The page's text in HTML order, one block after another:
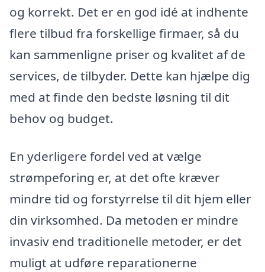
og korrekt. Det er en god idé at indhente
flere tilbud fra forskellige firmaer, så du
kan sammenligne priser og kvalitet af de
services, de tilbyder. Dette kan hjælpe dig
med at finde den bedste løsning til dit
behov og budget.
En yderligere fordel ved at vælge
strømpeforing er, at det ofte kræver
mindre tid og forstyrrelse til dit hjem eller
din virksomhed. Da metoden er mindre
invasiv end traditionelle metoder, er det
muligt at udføre reparationerne